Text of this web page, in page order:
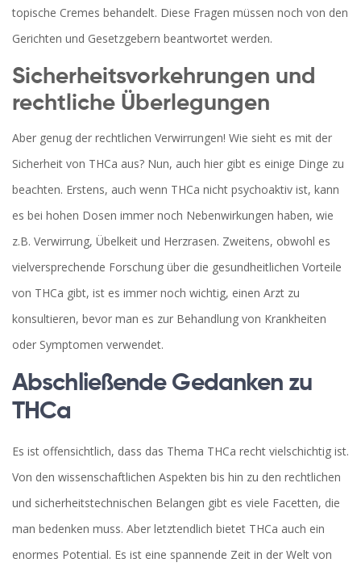
topische Cremes behandelt. Diese Fragen müssen noch von den
Gerichten und Gesetzgebern beantwortet werden.
Sicherheitsvorkehrungen und
rechtliche Überlegungen
Aber genug der rechtlichen Verwirrungen! Wie sieht es mit der
Sicherheit von THCa aus? Nun, auch hier gibt es einige Dinge zu
beachten. Erstens, auch wenn THCa nicht psychoaktiv ist, kann
es bei hohen Dosen immer noch Nebenwirkungen haben, wie
z.B. Verwirrung, Übelkeit und Herzrasen. Zweitens, obwohl es
vielversprechende Forschung über die gesundheitlichen Vorteile
von THCa gibt, ist es immer noch wichtig, einen Arzt zu
konsultieren, bevor man es zur Behandlung von Krankheiten
oder Symptomen verwendet.
Abschließende Gedanken zu
THCa
Es ist offensichtlich, dass das Thema THCa recht vielschichtig ist.
Von den wissenschaftlichen Aspekten bis hin zu den rechtlichen
und sicherheitstechnischen Belangen gibt es viele Facetten, die
man bedenken muss. Aber letztendlich bietet THCa auch ein
enormes Potential. Es ist eine spannende Zeit in der Welt von